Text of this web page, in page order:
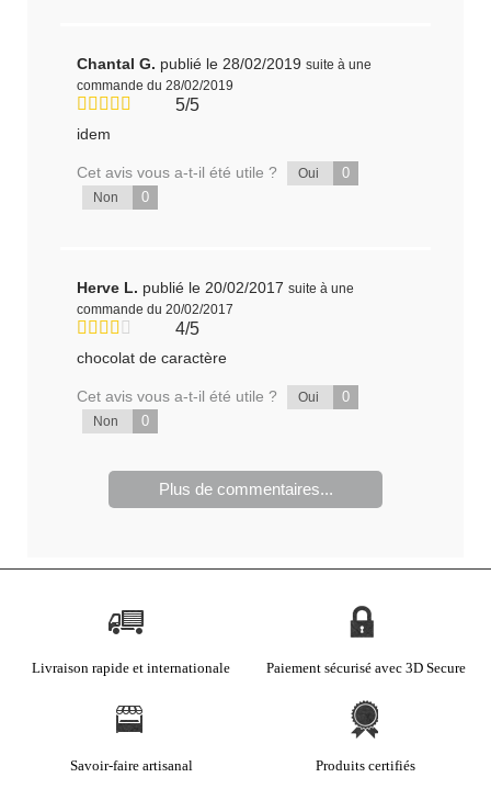
Chantal G. publié le 28/02/2019 suite à une
commande du 28/02/2019
5/5
idem
Cet avis vous a-t-il été utile ? Oui 0
Non 0
Herve L. publié le 20/02/2017 suite à une
commande du 20/02/2017
4/5
chocolat de caractère
Cet avis vous a-t-il été utile ? Oui 0
Non 0
Plus de commentaires...
Livraison rapide et internationale Paiement sécurisé avec 3D Secure
Savoir-faire artisanal Produits certifiés